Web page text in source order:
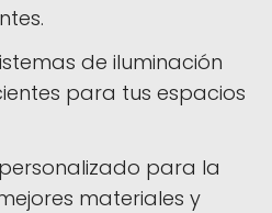
de iluminación
para tus espacios
para la
materiales y